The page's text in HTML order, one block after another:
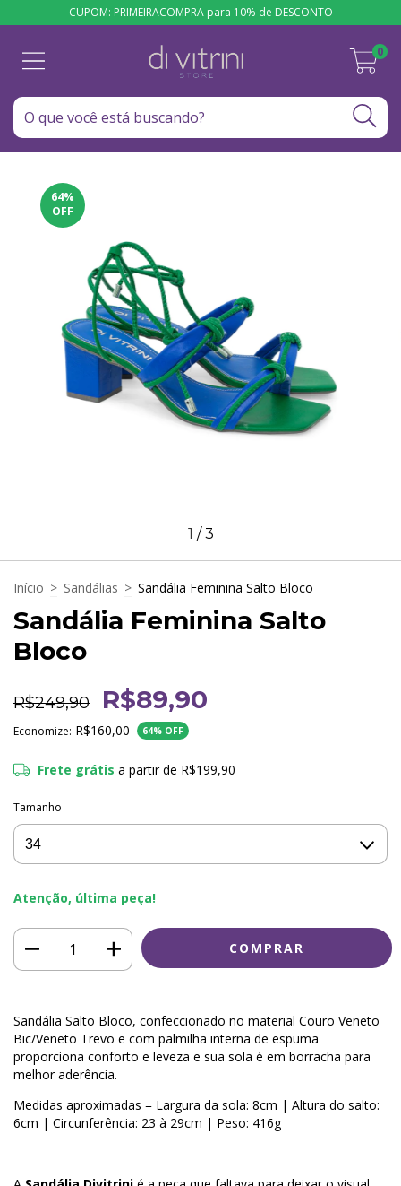
CUPOM: PRIMEIRACOMPRA para 10% de DESCONTO
0
64%
OFF
1 /3
Início > Sandálias > Sandália Feminina Salto Bloco
Sandália Feminina Salto
Bloco
R$249,90 R$89,90
Economize: R$160,00 64% OFF
Frete grátis a partir de R$199,90
Tamanho
Atenção, última peça!
Sandália Salto Bloco, confeccionado no material Couro Veneto
Bic/Veneto Trevo e com palmilha interna de espuma
proporciona conforto e leveza e sua sola é em borracha para
melhor aderência.
Medidas aproximadas = Largura da sola: 8cm | Altura do salto:
6cm | Circunferência: 23 à 29cm | Peso: 416g